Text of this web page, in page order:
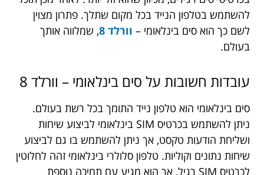
להשתמש בטלפון הנייד בכל מקום שתלך. פתרון מצוין
לשם כך הוא סים בינלאומי – וורלד 8
, שמלווה אותך
בעולם.
עובדות חשובות על סים בינלאומי – וורלד 8
סים בינלאומי הוא טלפון נייד התומך בכל רשת בעולם.
ניתן להשתמש בכרטיס SIM בינלאומי לביצוע שיחות
ושליחת הודעות טקסט, אך ניתן להשתמש בו גם לביצוע
שיחות נתונים וקוליות. טלפון סלולרי בינלאומי זהה לחלוטין
לכרטיס SIM רגיל, אך הוא מגיע עם תמיכה נוספת